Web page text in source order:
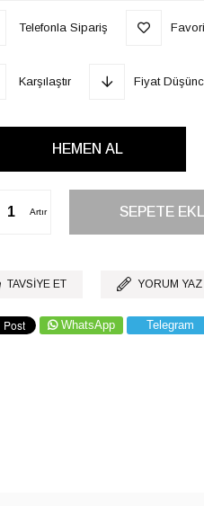
Telefonla Sipariş
Karşılaştır Fiyat
Artır
TAVSIYE ET YORUM YAZ
WhatsApp Telegram